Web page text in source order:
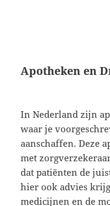
Apotheken en
In Nederland zijn
waar je
aanschaffen. Deze
met
dat patiënten de
hier ook advies
medicijnen en de